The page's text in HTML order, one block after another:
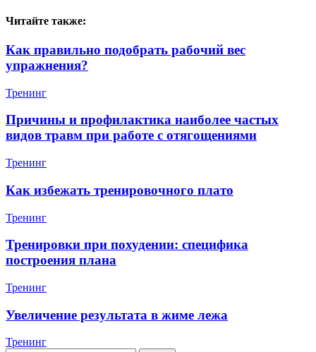
Читайте также:
Как правильно подобрать рабочий вес
упражнения?
Тренинг
Причины и профилактика наиболее частых
видов травм при работе с отягощениями
Тренинг
Как избежать тренировочного плато
Тренинг
Тренировки при похудении: специфика
построения плана
Тренинг
Увеличение результата в жиме лежа
Тренинг